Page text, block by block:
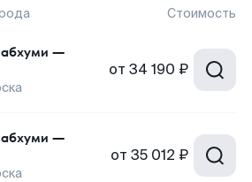
Стоимость
—
от 34 190 ₽
—
от 35 012 ₽